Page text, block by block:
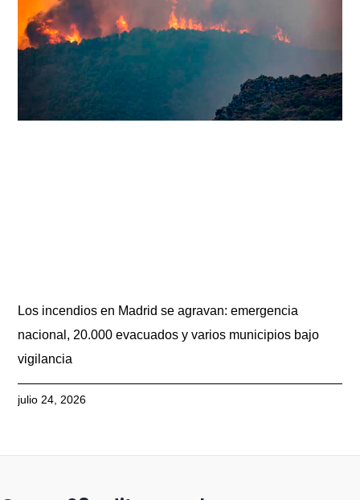
Los incendios en Madrid se agravan: emergencia
nacional, 20.000 evacuados y varios municipios bajo
vigilancia
julio 24, 2026